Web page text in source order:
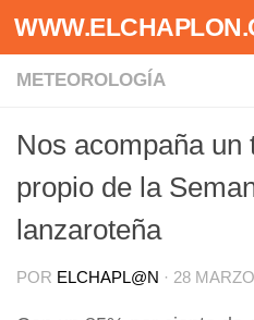
Saltar al contenido
METEOROLOGÍA
Nos acompaña un
propio de la
lanzaroteña
POR ELCHAPL@N · 28